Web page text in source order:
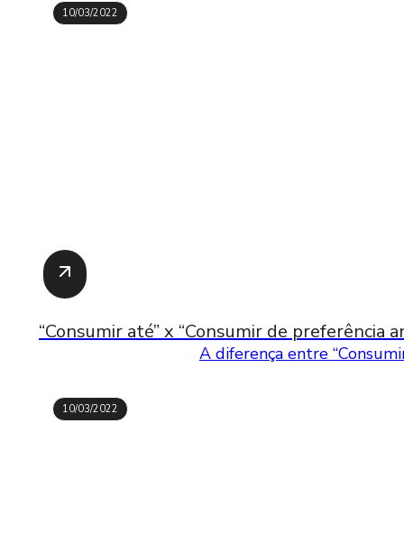
10/03/2022
“Consumir até” x “Consumir de preferência
A diferença entre
10/03/2022